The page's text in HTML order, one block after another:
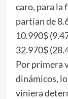
caro, para la
partían de
10.990$
32.970$
Por primera
dinámicos,
viniera